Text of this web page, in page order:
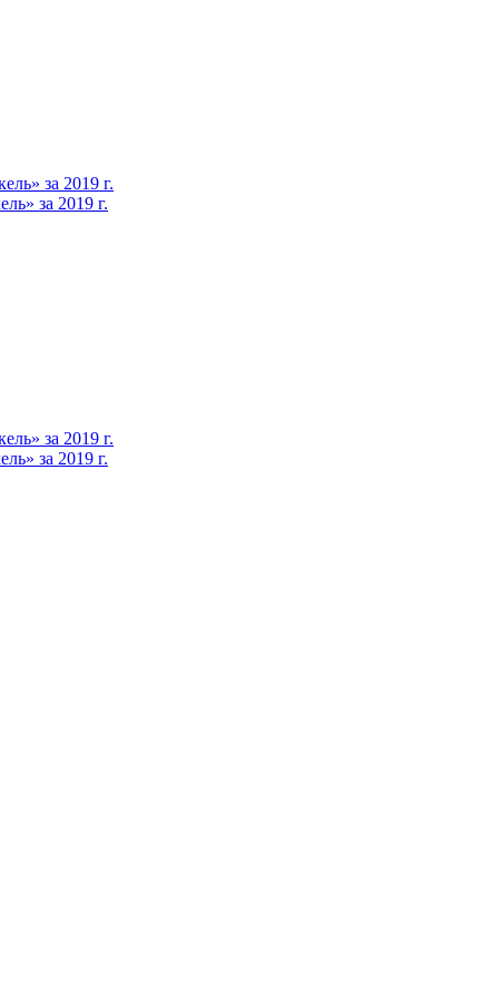
за 2019 г.
за 2019 г.
за 2019 г.
за 2019 г.